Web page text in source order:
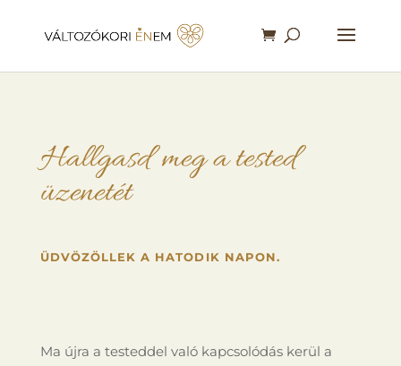
Hallgasd meg a tested
üzenetét
ÜDVÖZÖLLEK A HATODIK NAPON.
Ma újra a testeddel való kapcsolódás kerül a